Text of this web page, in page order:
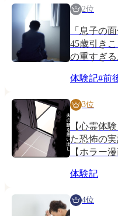
2位
「息子の
45歳引き
の重すぎ
体験記#前
3位
【心霊体
た恐怖の
【ホラー漫
体験記
4位